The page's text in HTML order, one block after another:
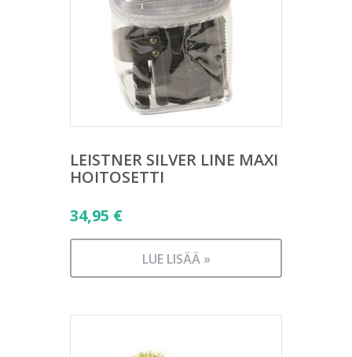
LEISTNER SILVER LINE MAXI
HOITOSETTI
34,95 €
LUE LISÄÄ »